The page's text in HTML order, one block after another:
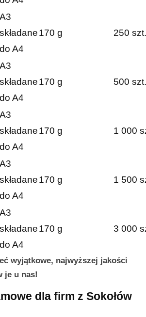
A3
składane
do A4
170 g 250 szt.
A3
składane
do A4
170 g 500 szt.
A3
składane
do A4
170 g 1 000
A3
składane
do A4
170 g 1 500
A3
składane
do A4
170 g 3 000
wyjątkowe, najwyższej jakości
je u nas!
dla firm z Sokołów